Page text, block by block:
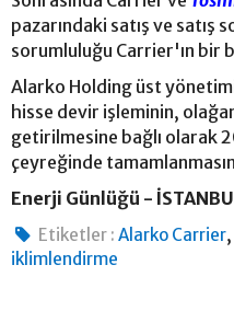
pazarındaki satış ve satış
sorumluluğu Carrier'ın bir
Alarko Holding üst
hisse devir işleminin,
getirilmesine bağlı olarak
çeyreğinde
Enerji Günlüğü -
Etiketler : Alarko Carrier
iklimlendirme